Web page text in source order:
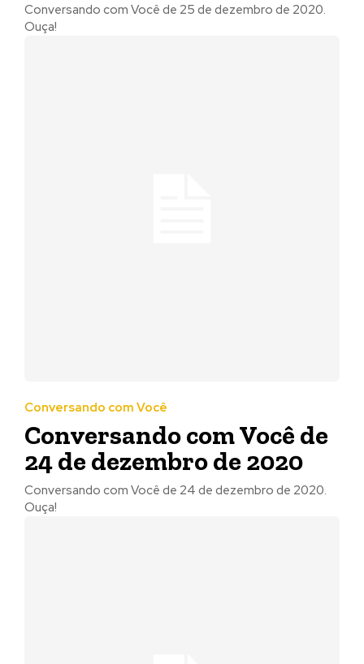
Conversando com Você de 25 de dezembro de 2020.
Ouça!
Conversando com Você
Conversando com Você de
24 de dezembro de 2020
Conversando com Você de 24 de dezembro de 2020.
Ouça!